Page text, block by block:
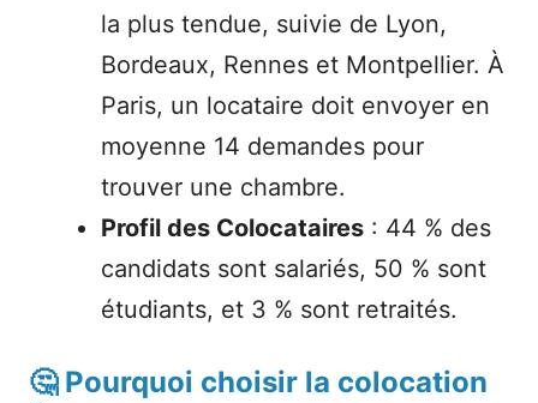
la plus tendue, suivie de Lyon,
Bordeaux, Rennes et Montpellier. À
Paris, un locataire doit envoyer en
moyenne 14 demandes pour
trouver une chambre.
Profil des Colocataires : 44 % des
candidats sont salariés, 50 % sont
étudiants, et 3 % sont retraités.
🤔 Pourquoi choisir la colocation